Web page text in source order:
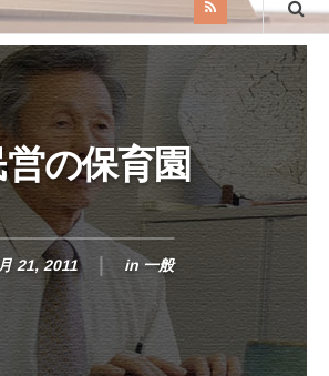
営の保育園
21, 2011 in 一般